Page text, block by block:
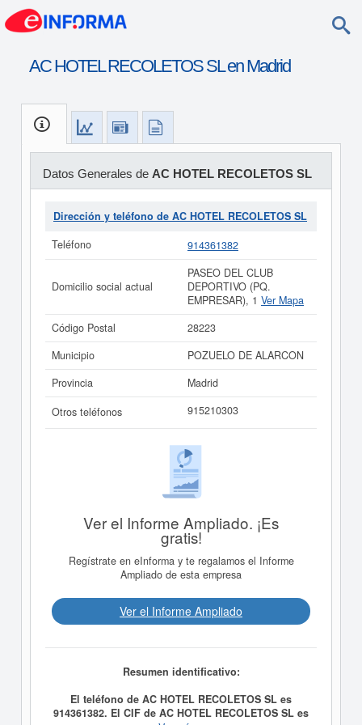
AC HOTEL RECOLETOS SL en Madrid
Datos Generales de AC HOTEL RECOLETOS SL
Dirección y teléfono de AC HOTEL RECOLETOS SL
Teléfono
914361382
Domicilio social actual
PASEO DEL CLUB
DEPORTIVO (PQ.
EMPRESAR), 1 Ver Mapa
Código Postal
28223
Municipio
POZUELO DE ALARCON
Provincia
Madrid
Otros teléfonos
915210303
Ver el Informe Ampliado. ¡Es
gratis!
Regístrate en eInforma y te regalamos el Informe
Ampliado de esta empresa
Ver el Informe Ampliado
Resumen identificativo:
El teléfono de AC HOTEL RECOLETOS SL es
914361382. El CIF de AC HOTEL RECOLETOS SL es